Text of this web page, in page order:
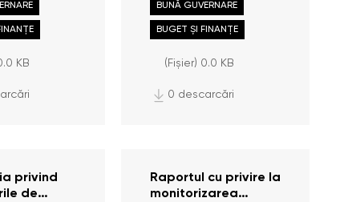
Oficiului
Poporului
2025
KB
anul 2025
(Fișier) 0.0 KB
BUNĂ GUVERNARE
BUGET ȘI FINANȚE
0 descarcări
privind
de
Raportul cu privire la
monitorizarea